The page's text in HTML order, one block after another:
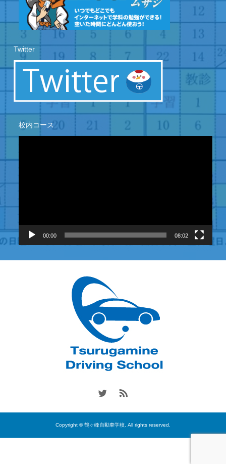
Twitter
校内コース
動
ー
00:00 08:02
Copyright © 鶴ヶ峰自動車学校. All rights reserved.